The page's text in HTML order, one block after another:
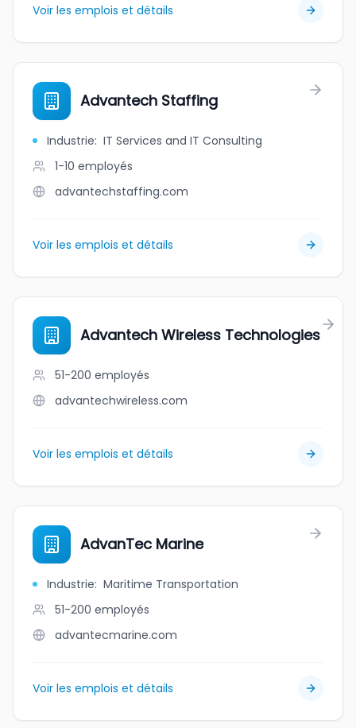
Voir les emplois et détails
Advantech Staffing
Industrie: IT Services and IT Consulting
1-10 employés
advantechstaffing.com
Voir les emplois et détails
Advantech Wireless Technologies
51-200 employés
advantechwireless.com
Voir les emplois et détails
AdvanTec Marine
Industrie: Maritime Transportation
51-200 employés
advantecmarine.com
Voir les emplois et détails